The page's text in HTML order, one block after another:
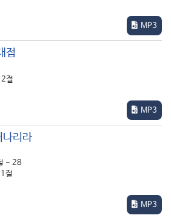
런 장면에서 “축사하시고”, “축복하시고”
라는 말로 번역되어 있지만, 사실 원문을
같이 ‘감사하다’(give thanks)라는
‘보통 감사’가 아닌 그 무언가 색다르고
겨져서 그처럼 ‘좀 더 멋진 단어’로
사실 예수님께서 음식을 앞에 두고 항상
‘감사기도’ 그 자체였던 것입니다.
면 식사 감사기도를 드릴 기분이 별로
차 어김없이 항상 하시던 그대로
셨습니다.
하나님께로부터 놀라운 응답까지 받게
MP3
접
절
MP3
나리라
- 28
절
MP3